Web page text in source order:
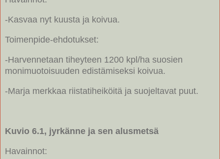
-Kasvaa nyt kuusta ja koivua.
Toimenpide-ehdotukset:
-Harvennetaan tiheyteen 1200 kpl/ha suosien
monimuotoisuuden edistämiseksi koivua.
-Marja merkkaa riistatiheiköitä ja suojeltavat puut.
Kuvio 6.1, jyrkänne ja sen alusmetsä
Havainnot: